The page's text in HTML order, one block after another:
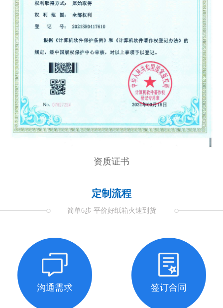
资质证书
定制流程
简单6步 平价好纸箱火速到货
沟通需求 签订合同